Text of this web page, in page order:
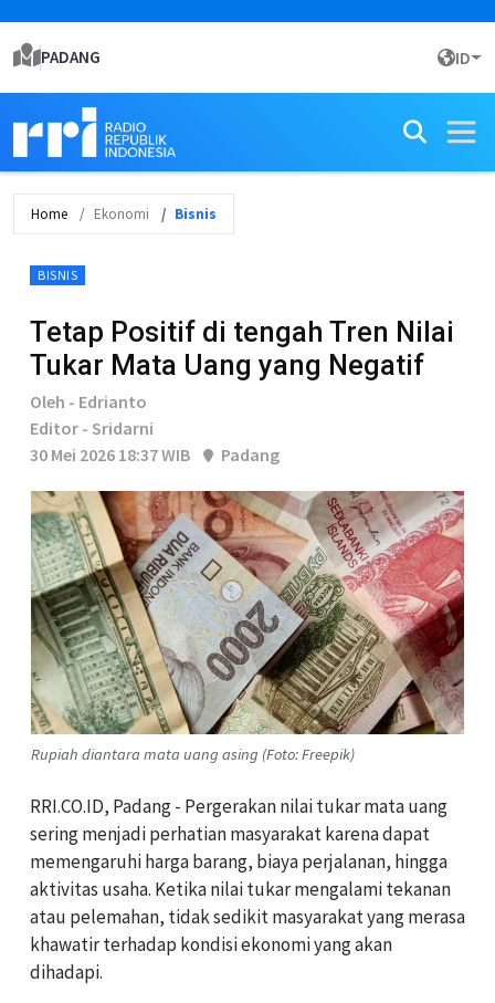
PADANG ID
Home Ekonomi Bisnis
BISNIS
Tetap Positif di tengah Tren Nilai
Tukar Mata Uang yang Negatif
Oleh - Edrianto
Editor - Sridarni
30 Mei 2026 18:37 WIB
Padang
Rupiah diantara mata uang asing (Foto: Freepik)
RRI.CO.ID, Padang - Pergerakan nilai tukar mata uang
sering menjadi perhatian masyarakat karena dapat
memengaruhi harga barang, biaya perjalanan, hingga
aktivitas usaha. Ketika nilai tukar mengalami tekanan
atau pelemahan, tidak sedikit masyarakat yang merasa
khawatir terhadap kondisi ekonomi yang akan
dihadapi.